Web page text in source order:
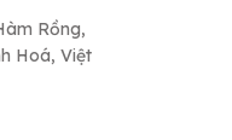
Rồng,
Hoá, Việt